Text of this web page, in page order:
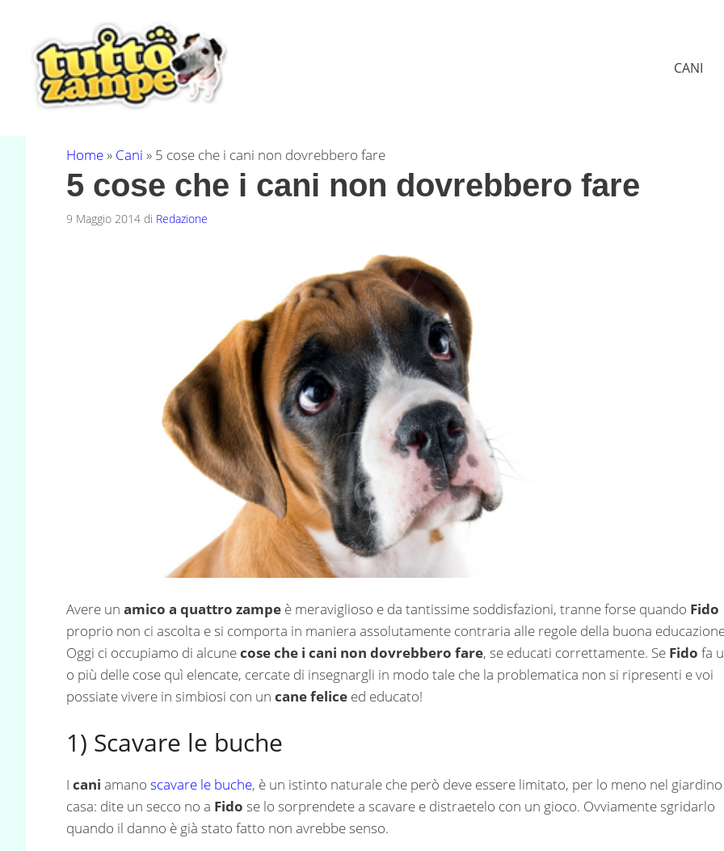
contenuto
CANI
Home» Cani » 5 cose che i cani non dovrebbero fare
5 cose che i cani non dovrebbero fare
9 Maggio 2014 di Redazione
Avere un amico a quattro zampe è meraviglioso e da tantissime soddisfazioni, tranne forse quando Fido
proprio non ci ascolta e si comporta in maniera assolutamente contraria alle regole della buona
Oggi ci occupiamo di alcunecose che i cani non dovrebbero fare, se educati correttamente. Se Fido fa
o più delle cose quì elencate, cercate di insegnargli in modo tale che la problematica non si ripresenti e voi
possiate vivere in simbiosi con un cane felice ed educato!
1) Scavare le buche
I cani amano scavare le buche, è un istinto naturale che però deve essere limitato, per lo meno nel
casa: dite un secco no a Fido se lo sorprendete a scavare e distraetelo con un gioco. Ovviamente sgridarlo
quando il danno è già stato fatto non avrebbe senso.